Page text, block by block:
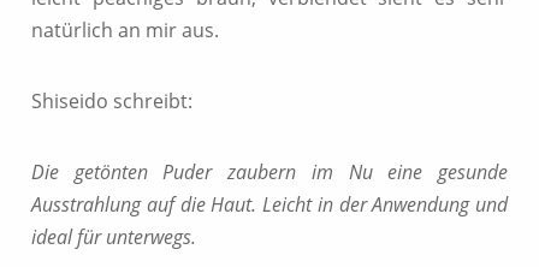
natürlich an mir aus.
Shiseido schreibt:
Die getönten Puder zaubern im Nu eine gesunde
Ausstrahlung auf die Haut. Leicht in der Anwendung und
ideal für unterwegs.